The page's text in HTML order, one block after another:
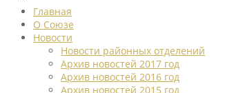
Главная
О Союзе
Новости
Новости районных отделений
Архив новостей 2017 год
Архив новостей 2016 год
Архив новостей 2015 год